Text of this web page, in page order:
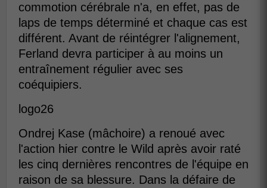
commotion cérébrale n'a, en effet, pas de
laps de temps déterminé et chaque cas est
différent. Avant de réintégrer l'alignement,
Ferland devra participer à au moins un
entraînement régulier avec ses
coéquipiers.
logo26
Ondrej Kase (mâchoire) a renoué avec
l'action hier contre le Wild après avoir raté
les cinq dernières rencontres de l'équipe en
raison de sa blessure. Dans la défaire de